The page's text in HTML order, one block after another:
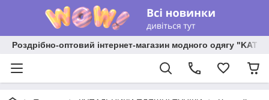
Роздрібно-оптовий інтернет-магазин модного одягу